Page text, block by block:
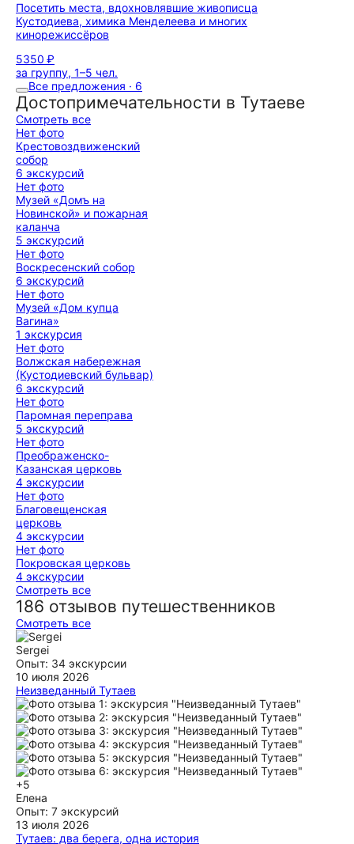
Посетить места, вдохновлявшие живописца
Кустодиева, химика Менделеева и многих
кинорежиссёров
5350 ₽
за группу, 1–5 чел.
Все предложения · 6
Достопримечательности в Тутаеве
Смотреть все
Нет фото
Крестовоздвиженский
собор
6 экскурсий
Нет фото
Музей «Домъ на
Новинской» и пожарная
каланча
5 экскурсий
Нет фото
Воскресенский собор
6 экскурсий
Нет фото
Музей «Дом купца
Вагина»
1 экскурсия
Нет фото
Волжская набережная
(Кустодиевский бульвар)
6 экскурсий
Нет фото
Паромная переправа
5 экскурсий
Нет фото
Преображенско-
Казанская церковь
4 экскурсии
Нет фото
Благовещенская
церковь
4 экскурсии
Нет фото
Покровская церковь
4 экскурсии
Смотреть все
186 отзывов путешественников
Смотреть все
Sergei
Опыт: 34 экскурсии
10 июля 2026
Неизведанный Тутаев
Такие изумительные пейзажи Кустодиева и такая глубокая
история нашей Руси в таком маленьком, провинциальном
городке и всё благодаря такой прекрасной девушке,
нашему гиду Анне. Её домашний, ароматный чай с травами
и вкусными бубликами дополнил нашу чудесную прогулку.
Мы были очарованы её рассказами об этом уголке нашей
прекрасной России! И конечно же советую посетить
Борисоглебскую сторону Волги. Спасибо Вам Анна!
ещё
+5
Елена
Опыт: 7 экскурсий
13 июля 2026
Тутаев: два берега, одна история